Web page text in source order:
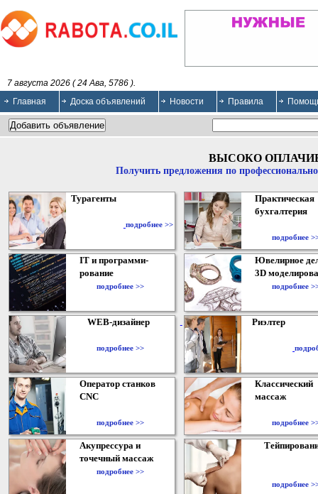
7 августа 2026 ( 24 Ава, 5786 ).
Главная
Доска объявлений Новости Правила
ВЫСОКО
Получить предложения по
Турагенты
подробнее >>
Практическая
бухгалтерия
подробнее
IT и программи-
рование
подробнее >>
Ювелирное
3D
подробнее
WEB-дизайнер
подробнее >>
Риэлтер
Оператор станков
CNC
подробнее >>
Классический
массаж
подробнее
Акупрессура и
точечный массаж
подробнее >>
подробнее